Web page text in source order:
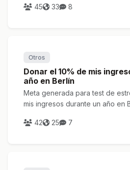
45 33 8
Otros
Donar el 10% de mis
año en Berlín
Meta generada para test de
mis ingresos durante un año en
42 25 7